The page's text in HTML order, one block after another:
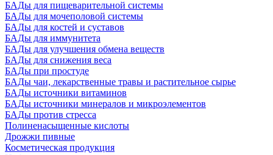
БАДы для пищеварительной системы
БАДы для мочеполовой системы
БАДы для костей и суставов
БАДы для иммунитета
БАДы для улучшения обмена веществ
БАДы для снижения веса
БАДы при простуде
БАДы чаи, лекарственные травы и растительное сырье
БАДы источники витаминов
БАДы источники минералов и микроэлементов
БАДы против стресса
Полиненасыщенные кислоты
Дрожжи пивные
Косметическая продукция